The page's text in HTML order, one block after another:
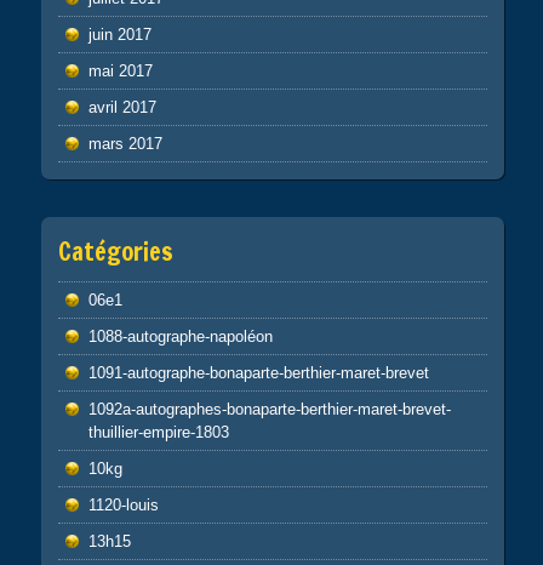
juin 2017
mai 2017
avril 2017
mars 2017
Catégories
06e1
1088-autographe-napoléon
1091-autographe-bonaparte-berthier-maret-brevet
1092a-autographes-bonaparte-berthier-maret-brevet-
thuillier-empire-1803
10kg
1120-louis
13h15